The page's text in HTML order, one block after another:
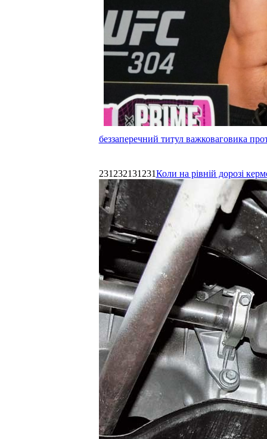
беззаперечний титул важковаговика
231232131231Коли на рівній дорозі